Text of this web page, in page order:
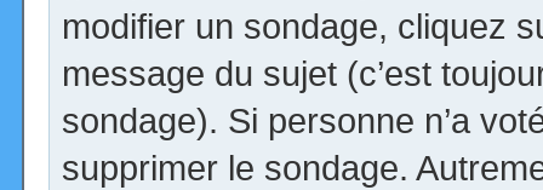
modifier un sondage, cliquez
message du sujet (c’est
sondage). Si personne n’a
supprimer le sondage.